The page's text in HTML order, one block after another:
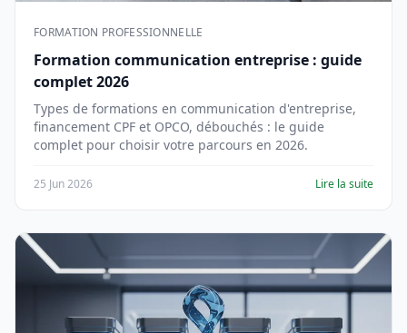
FORMATION PROFESSIONNELLE
Formation communication entreprise : guide
complet 2026
Types de formations en communication d'entreprise,
financement CPF et OPCO, débouchés : le guide
complet pour choisir votre parcours en 2026.
25 Jun 2026 Lire la suite